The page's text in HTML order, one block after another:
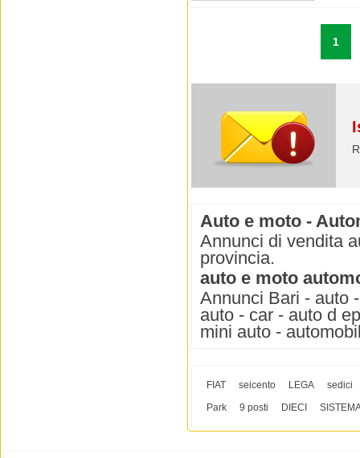
1
Auto e moto -
Annunci di vendita
provincia.
auto e moto
Annunci Bari - auto
auto - car - auto d
mini auto -
FIAT seicento LEGA
sedici
Park
9 posti DIECI